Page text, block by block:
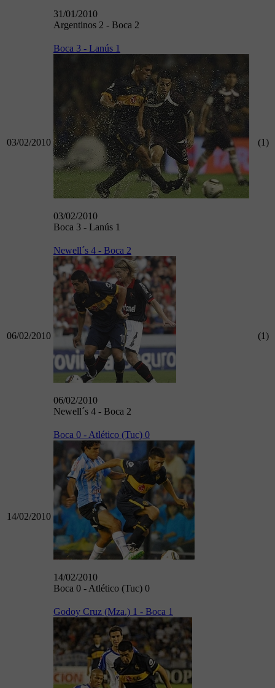
31/01/2010
Argentinos 2 - Boca 2
03/02/2010
Boca 3 - Lanús 1
03/02/2010
Boca 3 - Lanús 1
(1)
06/02/2010
Newell´s 4 - Boca 2
06/02/2010
Newell´s 4 - Boca 2
(1)
14/02/2010
Boca 0 - Atlético (Tuc) 0
14/02/2010
Boca 0 - Atlético (Tuc) 0
Godoy Cruz (Mza.) 1 - Boca 1